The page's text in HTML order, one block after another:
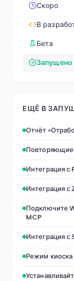
Скоро
В
Бета
Запущено
ЕЩЁ В
Отчёт
Интеграция с
Интеграция с
Подключите
MCP
Интеграция
Режим